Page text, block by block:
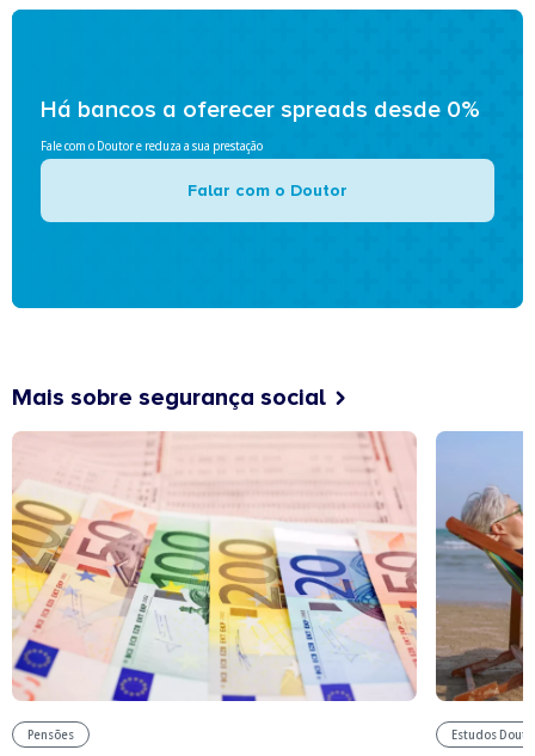
Há bancos a oferecer spreads desde 0%
Fale com o Doutor e reduza a sua prestação
Falar com o Doutor
Mais sobre segurança social
Pensões Estudos